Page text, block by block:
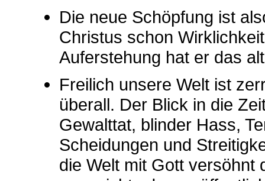
Die neue Schöpfung ist
Christus schon
Auferstehung hat er das
Freilich unsere Welt ist
überall. Der Blick in die
Gewalttat, blinder Hass,
Scheidungen und
die Welt mit Gott versöhnt